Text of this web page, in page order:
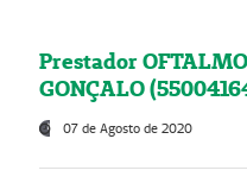
Prestador
GONÇALO
07 de Agosto de 2020